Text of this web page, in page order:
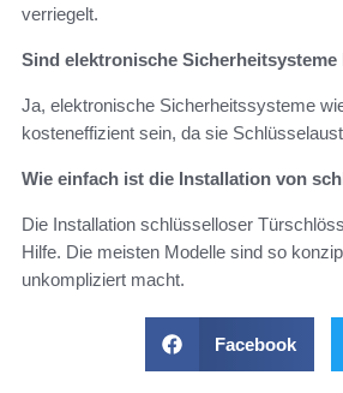
verriegelt.
Sind elektronische
Ja, elektronische Sicherheitssysteme
kosteneffizient sein, da sie
Wie einfach ist die Installation von
Die Installation schlüsselloser
Hilfe. Die meisten Modelle sind so
unkompliziert macht.
Facebook